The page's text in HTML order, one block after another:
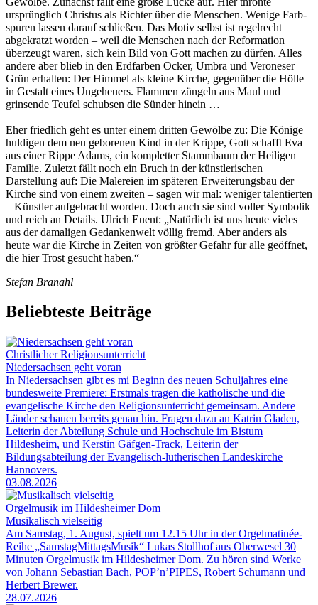
ursprünglich Christus als Richter über die Menschen. Wenige Farb­
spuren lassen darauf schließen. Das Motiv selbst ist regelrecht
abgekratzt worden – weil die Menschen nach der Reformation
überzeugt waren, sich kein Bild von Gott machen zu dürfen. Alles
andere aber blieb in den Erdfarben Ocker, Umbra und Veroneser
Grün erhalten: Der Himmel als kleine Kirche, gegenüber die Hölle
in Gestalt eines Ungeheuers. Flammen züngeln aus Maul und
grinsende Teufel schubsen die Sünder hinein …
Eher friedlich geht es unter einem dritten Gewölbe zu: Die Könige
huldigen dem neu geborenen Kind in der Krippe, Gott schafft Eva
aus einer Rippe Adams, ein kompletter Stammbaum der Heiligen
Familie. Zuletzt fällt noch ein Bruch in der künstlerischen
Darstellung auf: Die Malereien im späteren Erweiterungsbau der
Kirche sind von einem zweiten – sagen wir mal: weniger talentierten
– Künstler aufgebracht worden. Doch auch sie sind voller Symbolik
und reich an Details. Ulrich Euent: „Natürlich ist uns heute vieles
aus der damaligen Gedankenwelt völlig fremd. Aber anders als
heute war die Kirche in Zeiten von größter Gefahr für alle geöffnet,
die hier Trost gesucht haben.“
Stefan Branahl
Beliebteste Beiträge
Christlicher Religionsunterricht
Niedersachsen geht voran
In Niedersachsen gibt es mi Beginn des neuen Schuljahres eine
bundesweite Premiere: Erstmals tragen die katholische und die
evangelische Kirche den Religionsunterricht gemeinsam. Andere
Länder schauen bereits genau hin. Fragen dazu an Katrin Gladen,
Leiterin der Abteilung Schule und Hochschule im Bistum
Hildesheim, und Kerstin Gäfgen-Track, Leiterin der
Bildungsabteilung der Evangelisch-lutherischen Landeskirche
Hannovers.
03.08.2026
Orgelmusik im Hildesheimer Dom
Musikalisch vielseitig
Am Samstag, 1. August, spielt um 12.15 Uhr in der Orgelmatinée-
Reihe „SamstagMittagsMusik“ Lukas Stollhof aus Oberwesel 30
Minuten Orgelmusik im Hildesheimer Dom. Zu hören sind Werke
von Johann Sebastian Bach, POP’n’PIPES, Robert Schumann und
Herbert Brewer.
28.07.2026